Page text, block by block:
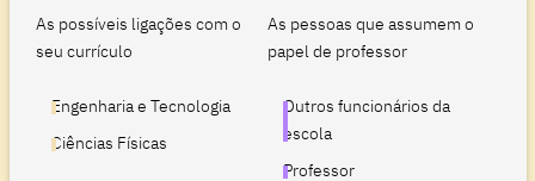
As possíveis ligações com o
seu currículo
Engenharia e Tecnologia
Ciências Físicas
As pessoas que assumem o
papel de professor
Outros funcionários da
escola
Professor